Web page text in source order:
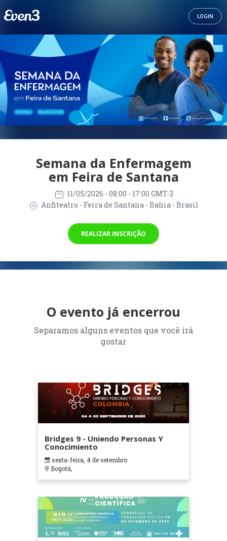
LOGIN
Semana da Enfermagem
em Feira de Santana
11/05/2026 - 08:00 - 17:00 GMT-3
Anfiteatro - Feira de Santana - Bahia - Brasil
REALIZAR INSCRIÇÃO
O evento já encerrou
Separamos alguns eventos que você irá
gostar
Bridges 9 - Uniendo Personas Y
Conocimiento
sexta-feira, 4 de setembro
Bogotá,